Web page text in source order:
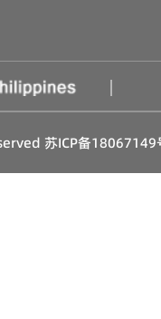
|
苏ICP备